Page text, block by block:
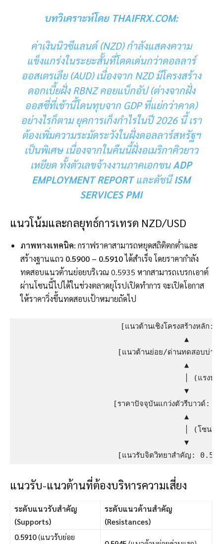
บทวิเคราะห์โดย THAIFRX.COM:
ค่าเงินนิวซีแลนด์ (NZD) กำลังแสดงความ
แข็งแกร่งในระยะสั้นที่โดดเด่นกว่าดอลลาร์
ออสเตรเลีย (AUD) เนื่องจาก NZD มีโครงสร้าง
ดอกเบี้ยฝั่ง RBNZ คอยแบ็กอัป (ต่างจากฝั่ง
ออสซี่ที่เช้านี้โดนทุบจาก GDPที่แย่กว่าคาด)
อย่างไรก็ตาม ยุคการเก็งกำไรในปี 2026 นี้ เรา
ต้องเพิ่มความระมัดระวังในฝั่งดอลลาร์สหรัฐฯ
เป็นพิเศษ เนื่องจากในคืนนี้ฝั่งอเมริกาคิวยาว
เหยียด ทั้งตัวเลขจ้างงานภาคเอกชนADP
EMPLOYMENT REPORTและดัชนีISM
SERVICES PMI
แนวโน้มและกลยุทธ์การเทรด NZD/USD
ภาพทางเทคนิค: กราฟราคาสามารถหยุดสถิติตกต่ำและ
สร้างฐานแถว 0.5900 – 0.5910ได้สำเร็จ โดยราคากำลัง
ทดสอบแนวต้านย่อยบริเวณ 0.5935 หากสามารถเบรกเอาต์
ผ่านโซนนี้ไปได้ในช่วงตลาดยุโรปเปิดทำการ จะเปิดโอกาส
ให้ราคาวิ่งขึ้นทดสอบเป้าหมายถัดไป
[แนวต้านเชิงโครงสร้างหลัก:
                                      ▲
[แนวต้านย่อย/ด่านทดสอบบ่าย
                                      ▲
│ (แรงห
                                      ▼
[ราคาปัจจุบันแกว่งตัวรีบาวด์:
                                      ▲
│ (โซนแ
                                      ▼
แนวรับ-แนวต้านที่ต้องบริหารความเสี่ยง
ระดับแนวรับสำคัญ
(Supports)
ระดับแนวต้านสำคัญ
(Resistances)
0.5910(แนวรับย่อย